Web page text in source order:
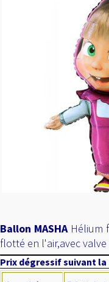
Ballon MASHA Hélium
flotté en l'air,avec
Prix dégressif suivant